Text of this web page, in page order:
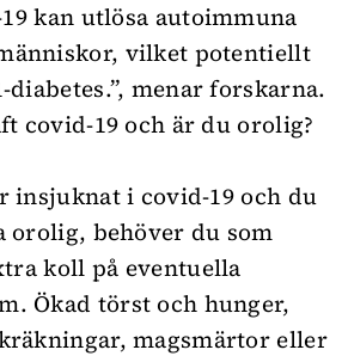
kan utlösa autoimmuna
vilket potentiellt
diabetes.”, menar forskarna.
covid-19 och är du orolig?
insjuknat i covid-19 och du
orolig, behöver du som
koll på eventuella
Ökad törst och hunger,
magsmärtor eller